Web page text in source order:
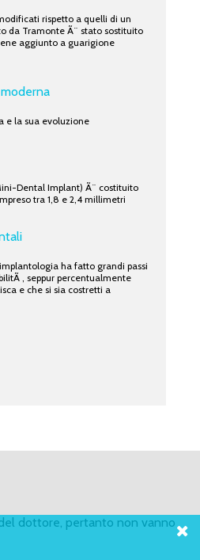
rispetto a quelli di un
da Tramonte Ã¨ stato sostituito
aggiunto a guarigione
e la sua evoluzione
Dental Implant) Ã¨ costituito
tra 1,8 e 2,4 millimetri
ha fatto grandi passi
, seppur percentualmente
e che si sia costretti a
dottore, pertanto non vanno